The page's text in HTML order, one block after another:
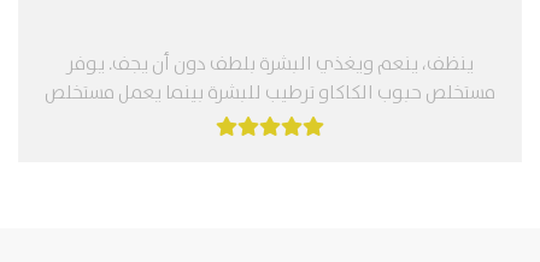
ينظف، ينعم ويغذي البشرة بلطف دون أن يجف. يوفر
مستخلص حبوب الكاكاو ترطيب للبشرة بينما يعمل مستخلص
الليمون وزيت التوت...